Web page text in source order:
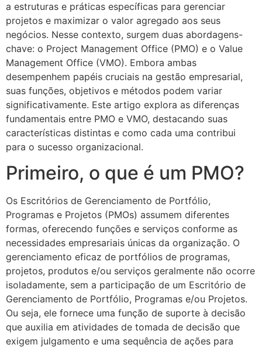
a estruturas e práticas específicas para gerenciar
projetos e maximizar o valor agregado aos seus
negócios. Nesse contexto, surgem duas abordagens-
chave: o Project Management Office (PMO) e o Value
Management Office (VMO). Embora ambas
desempenhem papéis cruciais na gestão empresarial,
suas funções, objetivos e métodos podem variar
significativamente. Este artigo explora as diferenças
fundamentais entre PMO e VMO, destacando suas
características distintas e como cada uma contribui
para o sucesso organizacional.
Primeiro, o que é um PMO?
Os Escritórios de Gerenciamento de Portfólio,
Programas e Projetos (PMOs) assumem diferentes
formas, oferecendo funções e serviços conforme as
necessidades empresariais únicas da organização. O
gerenciamento eficaz de portfólios de programas,
projetos, produtos e/ou serviços geralmente não ocorre
isoladamente, sem a participação de um Escritório de
Gerenciamento de Portfólio, Programas e/ou Projetos.
Ou seja, ele fornece uma função de suporte à decisão
que auxilia em atividades de tomada de decisão que
exigem julgamento e uma sequência de ações para